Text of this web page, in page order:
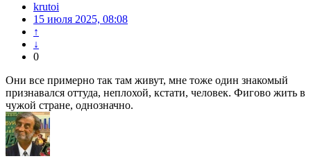
krutoi
15 июля 2025, 08:08
↑
↓
0
Они все примерно так там живут, мне тоже один знакомый
признавался оттуда, неплохой, кстати, человек. Фигово жить в
чужой стране, однозначно.